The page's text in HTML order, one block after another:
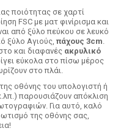
ποιότητας σε χαρτί
FSC με ματ φινίρισμα και
από ξύλο πεύκου σε λευκό
ξύλο Αγιούς, πάχους 3cm.
και διαφανές ακρυλικό
εύκολα στο πίσω μέρος
στο πλάι.
οθόνης του υπολογιστή ή
παρουσιάζουν απόκλιση
Για αυτό, καλό
της οθόνης σας,